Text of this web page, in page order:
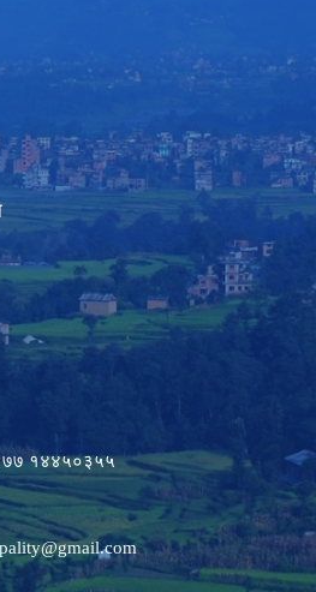
१४४५०३५५